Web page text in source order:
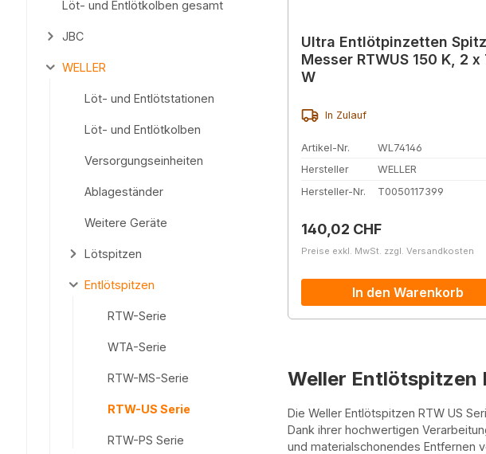
Löt- und Entlötkolben gesamt
JBC
WELLER
Löt- und Entlötstationen
Löt- und Entlötkolben
Versorgungseinheiten
Ablageständer
Weitere Geräte
Lötspitzen
Entlötspitzen
RTW-Serie
WTA-Serie
RTW-MS-Serie
RTW-US Serie
RTW-PS Serie
Ultra Entlötpinzetten
Messer RTWUS 150 K, 2 x
W
In Zulauf
Artikel-Nr.
WL74146
Hersteller
WELLER
Hersteller-Nr.
T0050117399
Regulärer Preis:
140,02 CHF
Preise exkl. MwSt. zzgl. Versandkosten
In den Warenkorb
Weller Entlötspitzen
Die Weller Entlötspitzen RTW US
Dank ihrer hochwertigen
und materialschonendes Entfernen